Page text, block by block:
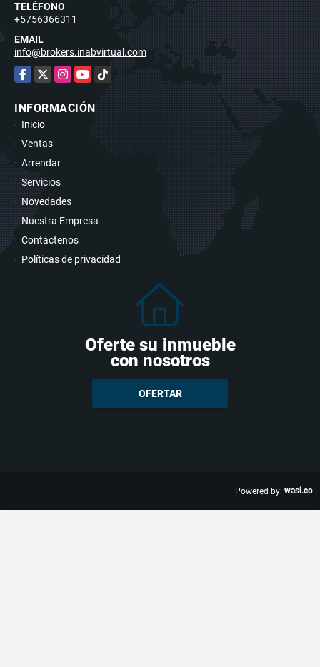
TELÉFONO
+5756366311
EMAIL
info@brokers.inabvirtual.com
Facebook
X Instagram
YouTubeTikTok
INFORMACIÓN
Inicio
Ventas
Arrendar
Servicios
Novedades
Nuestra Empresa
Contáctenos
Políticas de privacidad
Oferte su inmueble
con nosotros
OFERTAR
Powered by: wasi.co